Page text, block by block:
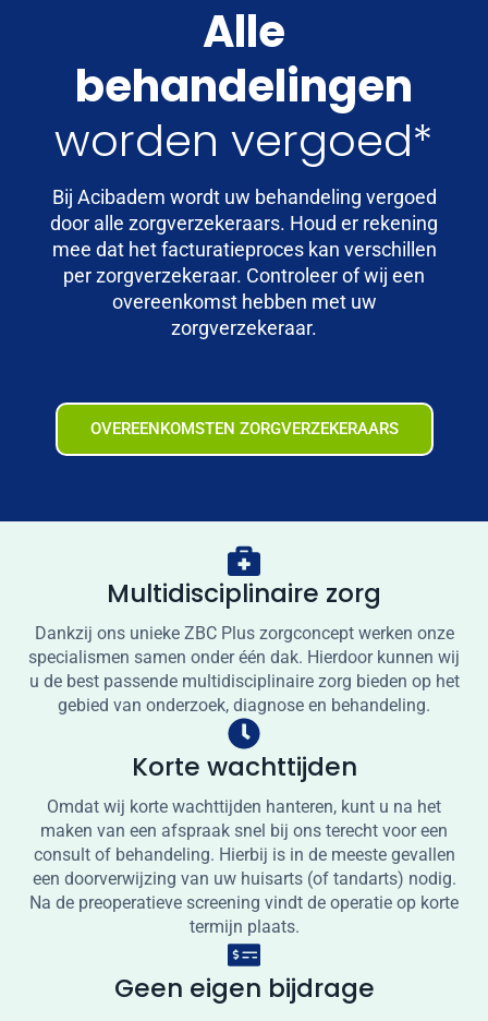
Alle
behandelingen
worden vergoed*
Bij Acibadem wordt uw behandeling vergoed
door alle zorgverzekeraars. Houd er rekening
mee dat het facturatieproces kan verschillen
per zorgverzekeraar. Controleer of wij een
overeenkomst hebben met uw
zorgverzekeraar.
OVEREENKOMSTEN ZORGVERZEKERAARS
Eigen BijdrageMultidisciplinaire zorg
Dankzij ons unieke ZBC Plus zorgconcept werken onze
specialismen samen onder één dak. Hierdoor kunnen wij
u de best passende multidisciplinaire zorg bieden op het
gebied van onderzoek, diagnose en behandeling.
Korte wachttijden
Omdat wij korte wachttijden hanteren, kunt u na het
maken van een afspraak snel bij ons terecht voor een
consult of behandeling. Hierbij is in de meeste gevallen
een doorverwijzing van uw huisarts (of tandarts) nodig.
Na de preoperatieve screening vindt de operatie op korte
termijn plaats.
Geen eigen bijdrage